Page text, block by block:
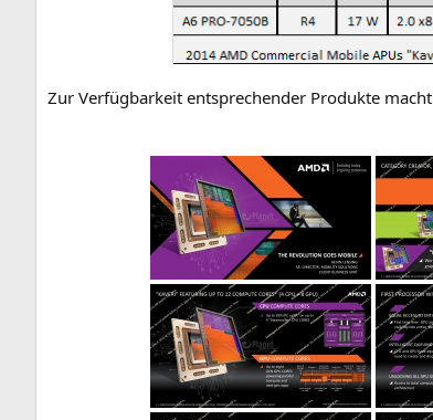
Zur Ver­füg­bar­keit ent­spre­chen­der Pro­duk­te macht